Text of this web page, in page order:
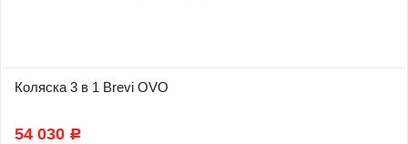
Коляска 3 в 1 Brevi OVO
54 030 Р